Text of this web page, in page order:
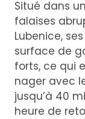
Situé dans
falaises
Lubenice,
surface de
forts, ce qui
nager avec
jusqu’à 40
heure de